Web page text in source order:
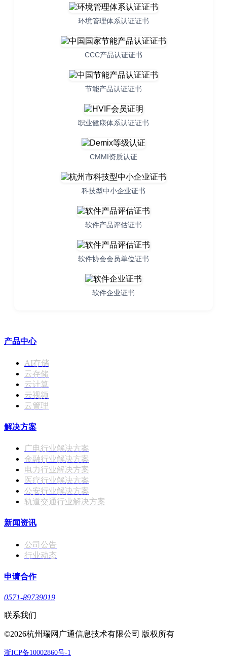
环境管理体系认证证书
CCC产品认证证书
节能产品认证证书
职业健康体系认证证书
CMMI资质认证
科技型中小企业证书
软件产品评估证书
软件协会会员单位证书
软件企业证书
产品中心
AI存储
云存储
云计算
云视频
云管理
解决方案
广电行业解决方案
金融行业解决方案
电力行业解决方案
医疗行业解决方案
公安行业解决方案
轨道交通行业解决方案
新闻资讯
公司公告
行业动态
申请合作
0571-89739019
联系我们
©2026杭州瑞网广通信息技术有限公司 版权所有
浙ICP备10002860号-1